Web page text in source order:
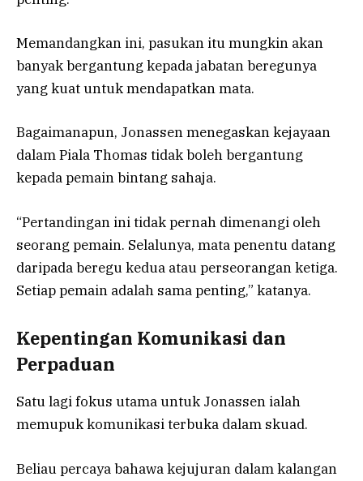
Memandangkan ini, pasukan itu mungkin akan
banyak bergantung kepada jabatan beregunya
yang kuat untuk mendapatkan mata.
Bagaimanapun, Jonassen menegaskan kejayaan
dalam Piala Thomas tidak boleh bergantung
kepada pemain bintang sahaja.
“Pertandingan ini tidak pernah dimenangi oleh
seorang pemain. Selalunya, mata penentu datang
daripada beregu kedua atau perseorangan ketiga.
Setiap pemain adalah sama penting,” katanya.
Kepentingan Komunikasi dan
Perpaduan
Satu lagi fokus utama untuk Jonassen ialah
memupuk komunikasi terbuka dalam skuad.
Beliau percaya bahawa kejujuran dalam kalangan